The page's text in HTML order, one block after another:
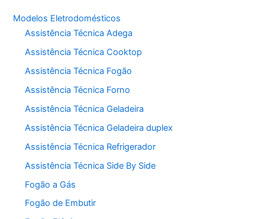
Modelos Eletrodomésticos
Assistência Técnica Adega
Assistência Técnica Cooktop
Assistência Técnica Fogão
Assistência Técnica Forno
Assistência Técnica Geladeira
Assistência Técnica Geladeira duplex
Assistência Técnica Refrigerador
Assistência Técnica Side By Side
Fogão a Gás
Fogão de Embutir